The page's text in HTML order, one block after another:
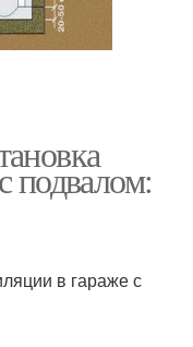
подвалом:
в гараже с